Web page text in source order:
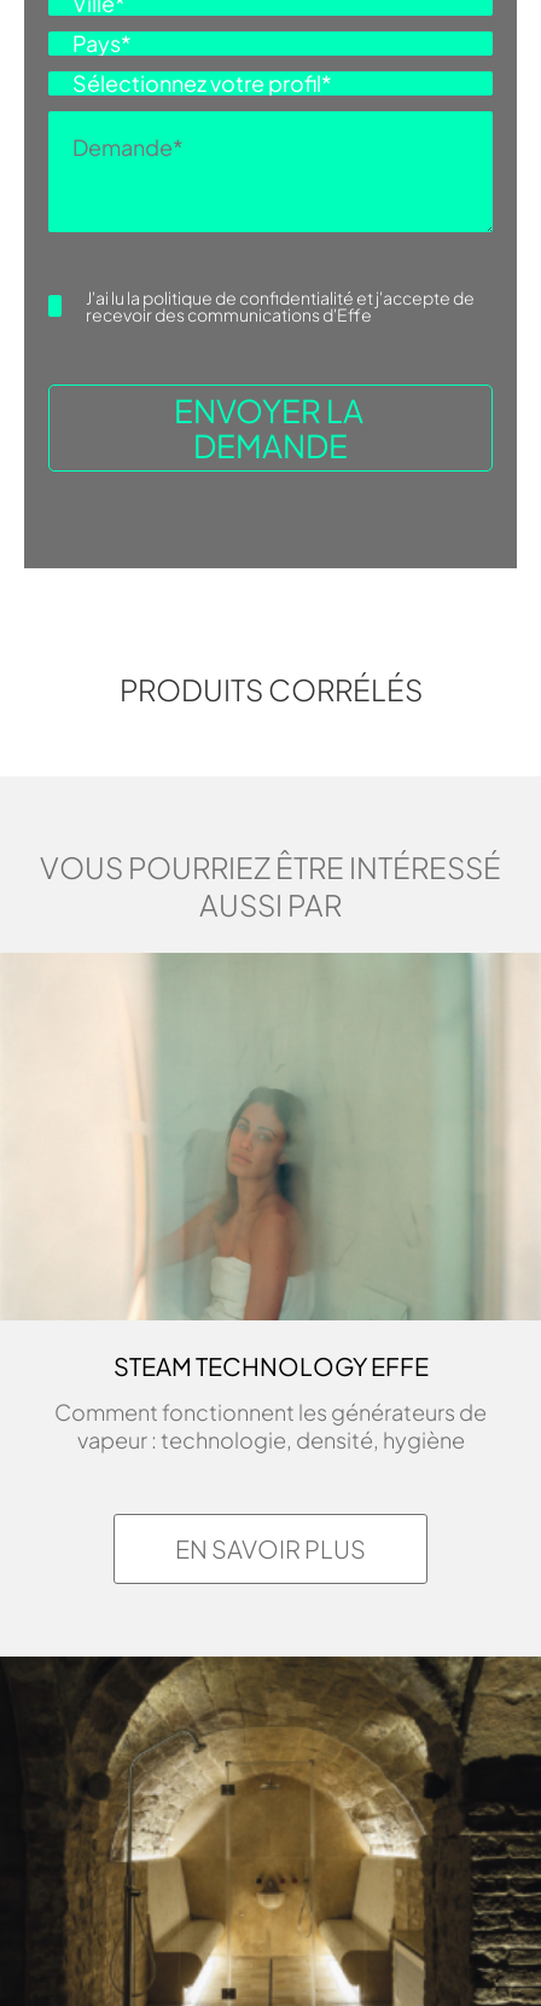
Après plusieurs années de travail en
collaboration avec quelques
collègues, elle a fondé le cabinet
Talocci Design en 1995. Le cabinet est
le design de produits et expositions
Affichér Plus
MARCO PALLOCCA
Marco Pallocca nasce a Roma nel
riflessiva e trasversale unita alla
ricerca continua e ad un occhio
attento all’innovazione,
caratterizzano la sua proposta
creativa dall’estetica essenziale.
Durante il suo percorso di studi
partecipa con pezzi autoprodotti a
DEMANDE D'INFORMATIONS
J'ai lu la politique de confidentialité et j'accepte de
recevoir des communications d'Effe
PRODUITS CORRÉLÉS
VOUS POURRIEZ ÊTRE INTÉRESSÉ
AUSSI PAR
STEAM TECHNOLOGY EFFE
Comment fonctionnent les générateurs de
vapeur : technologie, densité, hygiène
EN SAVOIR PLUS